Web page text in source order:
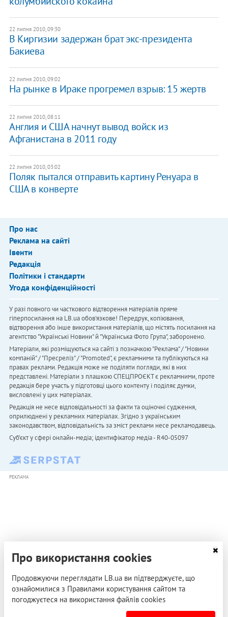
22 липня 2010, 09:30
В Киргизии задержан брат экс-президента
Бакиева
22 липня 2010, 09:02
На рынке в Ираке прогремел взрыв: 15 жертв
22 липня 2010, 08:11
Англия и США начнут вывод войск из
Афганистана в 2011 году
22 липня 2010, 03:02
Поляк пытался отправить картину Ренуара в
США в конверте
Про нас
Реклама на сайті
Івенти
Редакція
Політики і стандарти
Угода конфіденційності
У разі повного чи часткового відтворення матеріалів пряме
гіперпосилання на LB.ua обов'язкове! Передрук, копіювання,
відтворення або інше використання матеріалів, що містять посилання на
агентство "Українськi Новини" й "Українська Фото Група", заборонено.
Матеріали, які розміщуються на сайті з позначкою "Реклама" / "Новини
компаній" / "Пресреліз" / "Promoted", є рекламними та публікуються на
правах реклами. Редакція може не поділяти погляди, які в них
представлені. Матеріали з плашкою СПЕЦПРОЄКТ є рекламними, проте
редакція бере участь у підготовці цього контенту і поділяє думки,
висловлені у цих матеріалах.
Редакція не несе відповідальності за факти та оціночні судження,
оприлюднені у рекламних матеріалах. Згідно з українським
законодавством, відповідальність за зміст реклами несе рекламодавець.
Cуб'єкт у сфері онлайн-медіа; ідентифікатор медіа - R40-05097
РЕКЛАМА
Про використання cookies
Продовжуючи переглядати LB.ua ви підтверджуєте, що
ознайомилися з Правилами користування сайтом та
погоджуєтеся на використання файлів cookies